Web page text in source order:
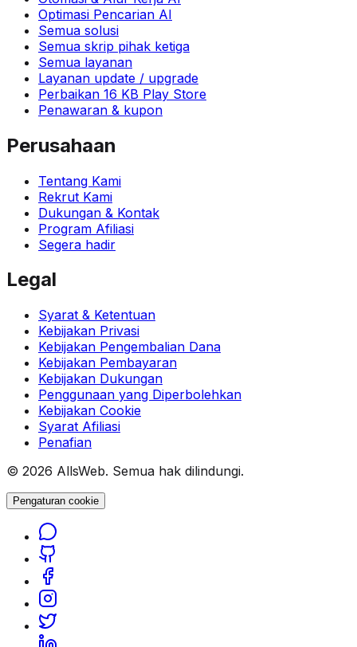
Optimasi Pencarian AI
Semua solusi
Semua skrip pihak ketiga
Semua layanan
Layanan update / upgrade
Perbaikan 16 KB Play Store
Penawaran & kupon
Perusahaan
Tentang Kami
Rekrut Kami
Dukungan & Kontak
Program Afiliasi
Segera hadir
Legal
Syarat & Ketentuan
Kebijakan Privasi
Kebijakan Pengembalian Dana
Kebijakan Pembayaran
Kebijakan Dukungan
Penggunaan yang Diperbolehkan
Kebijakan Cookie
Syarat Afiliasi
Penafian
© 2026 AllsWeb. Semua hak dilindungi.
Pengaturan cookie